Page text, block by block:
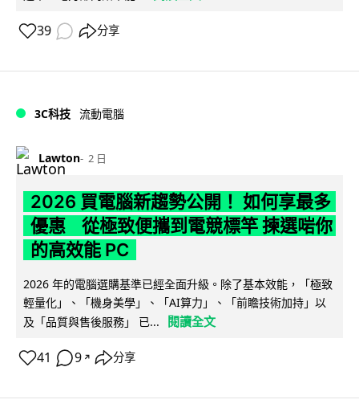
39 分享
3C科技 流動電腦
Lawton 2 日
2026 買電腦新趨勢公開！ 如何享最多
優惠 從極致便攜到電競標竿 揀選啱你
的高效能 PC
2026 年的電腦選購基準已經全面升級。除了基本效能，「極致
輕量化」、「機身美學」、「AI算力」、「前瞻技術加持」以
及「品質與售後服務」 已...
閱讀全文
41 9 ↗ 分享